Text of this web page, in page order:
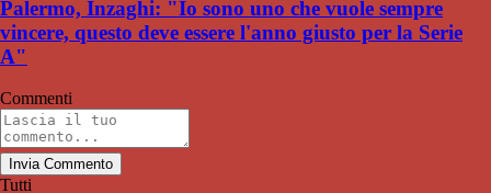
Palermo, Inzaghi: "Io sono uno che vuole sempre
vincere, questo deve essere l'anno giusto per la Serie
A"
Commenti
Invia Commento
Tutti